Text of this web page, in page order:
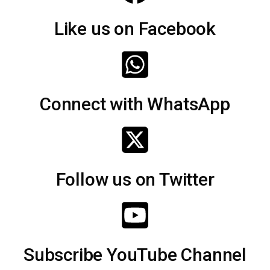
Like us on Facebook
Connect with WhatsApp
Follow us on Twitter
Subscribe YouTube Channel